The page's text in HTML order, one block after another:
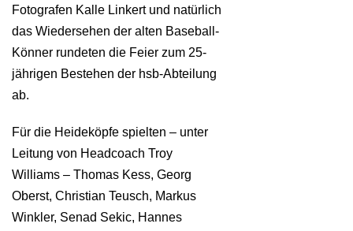
Fotografen Kalle Linkert und natürlich
das Wiedersehen der alten Baseball-
Könner rundeten die Feier zum 25-
jährigen Bestehen der hsb-Abteilung
ab.
Für die Heideköpfe spielten – unter
Leitung von Headcoach Troy
Williams – Thomas Kess, Georg
Oberst, Christian Teusch, Markus
Winkler, Senad Sekic, Hannes